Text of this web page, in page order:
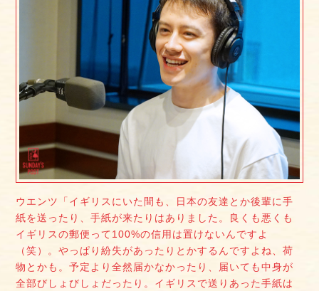
ウエンツ「イギリスにいた間も、日本の友達とか後輩に手
紙を送ったり、手紙が来たりはありました。良くも悪くも
イギリスの郵便って100%の信用は置けないんですよ
（笑）。やっぱり紛失があったりとかするんですよね、荷
物とかも。予定より全然届かなかったり、届いても中身が
全部びしょびしょだったり。イギリスで送りあった手紙は